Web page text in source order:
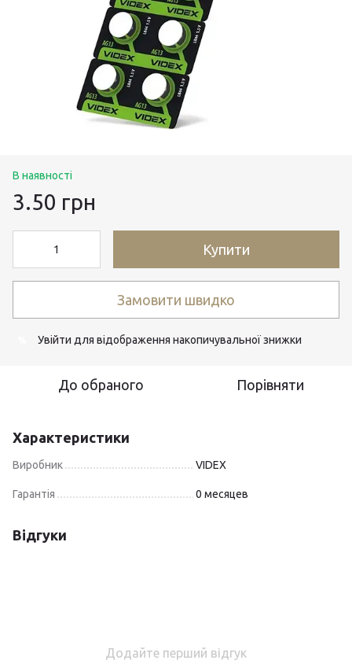
В наявності
3.50 грн
Купити
Замовити швидко
Увійти для відображення накопичувальної знижки
До обраного Порівняти
Характеристики
Виробник VIDEX
Гарантія 0 месяцев
Відгуки
Додайте перший відгук